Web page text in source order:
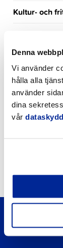
Denna
Vi använder
hålla alla
använder
dina
vår
Kultur- och
Turism